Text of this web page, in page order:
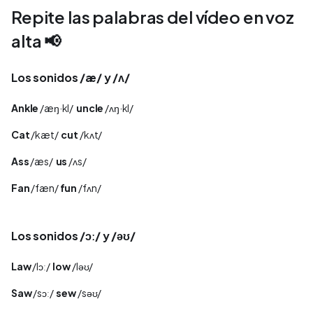
Repite las palabras del vídeo en voz
alta 📢
Los sonidos /æ/ y /ʌ/
Ankle /æŋ·kl/ uncle /ʌŋ·kl/
Cat/kæt/ cut /kʌt/
Ass/æs/ us /ʌs/
Fan/fæn/fun /fʌn/
Los sonidos /ɔː/ y /əʊ/
Law/lɔː/ low/ləʊ/
Saw/sɔː/sew/səʊ/